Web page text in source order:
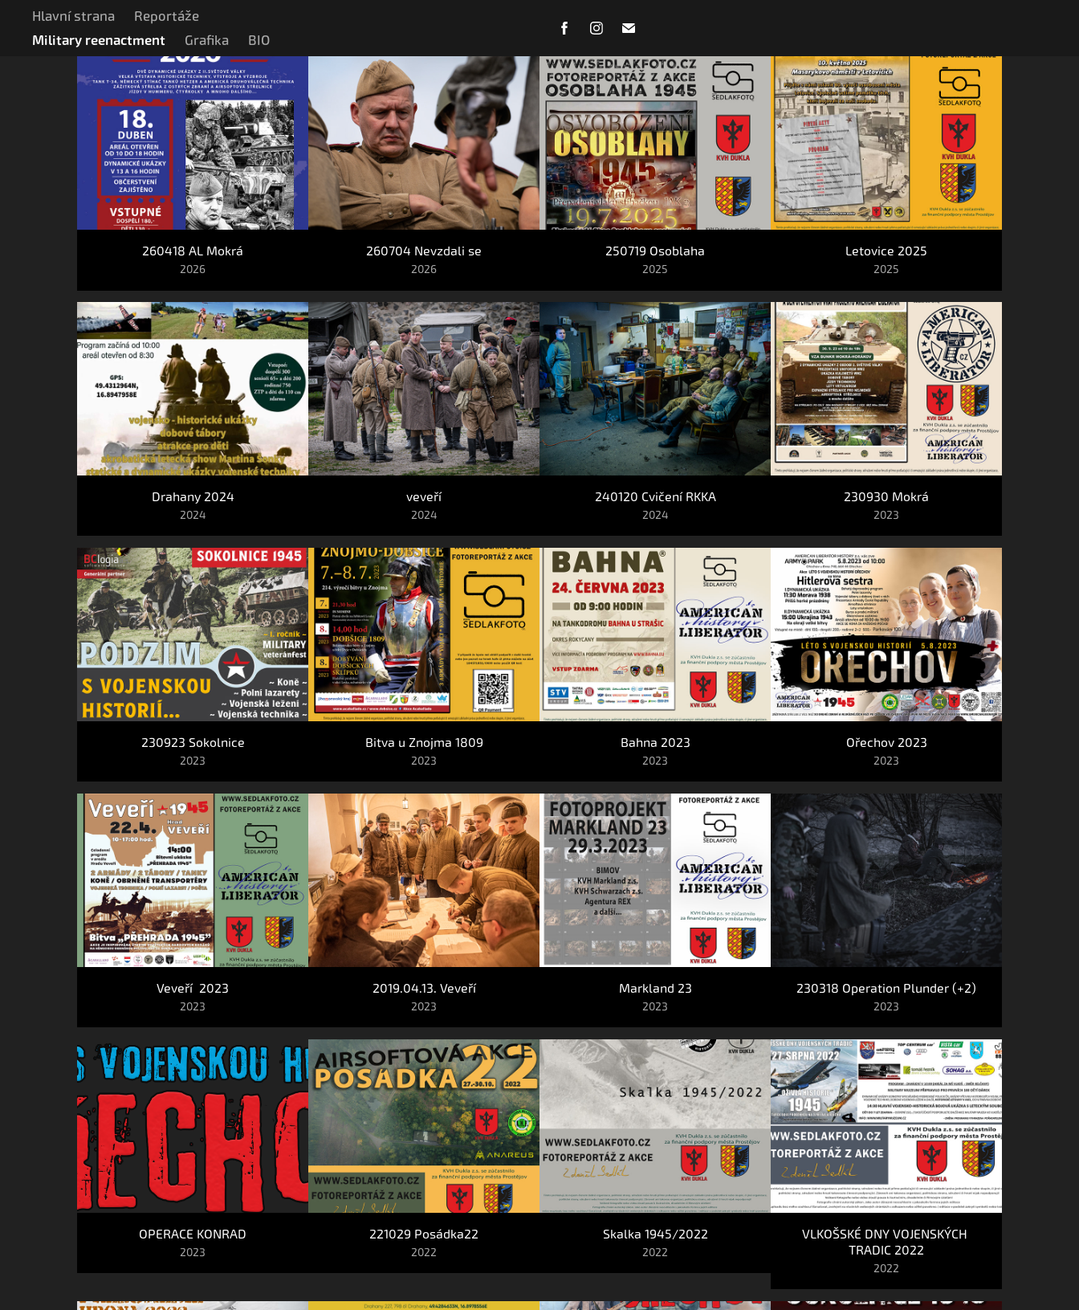
Hlavní strana
Reportáže
Military reenactment
Grafika BIO
260418 AL Mokrá
2026
260704 Nevzdali se
2026
250719 Osoblaha
2025
Letovice 2025
2025
Drahany 2024
2024
veveří
2024
240120 Cvičení RKKA
2024
230930 Mokrá
2023
230923 Sokolnice
2023
Bitva u Znojma 1809
2023
Bahna 2023
2023
Ořechov 2023
2023
Veveří  2023
2023
2019.04.13. Veveří
2023
Markland 23
2023
230318 Operation Plunder (+2)
2023
OPERACE KONRAD
2023
221029 Posádka22
2022
Skalka 1945/2022
2022
VLKOŠSKÉ DNY VOJENSKÝCH
TRADIC 2022
2022